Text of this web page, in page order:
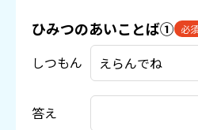
ひみつのあいことば① 必
しつもん
答え